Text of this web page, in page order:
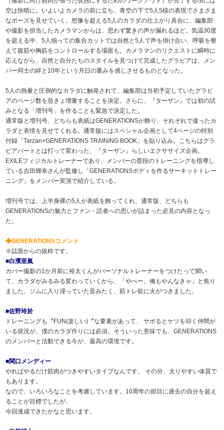
空は快晴に。いよいよカメラの前に立ち、青空の下で5人5様の表現でさまざま
なポーズを見せていく。想像を超える5人のカラダの仕上がり具合に、編集部
や撮影を担当したカメラマンからは、思わず驚きの声が漏れるほど。気温30度
を超える中、5人揃っての集合カットでは自然と5人で声を掛け合い、呼吸を整
えて腹筋や胸筋をコントロールする場面も。カメラマンのリクエストに瞬時に
応えながら、自然と自分たちのスタイルを見つけて完成したグラビアは、メン
バー同士の絆と10年という月日の重みを感じさせるものとなった。
5人の熱量と圧倒的なカラダに触発されて、編集部は当初予定していたグラビ
アのページ数を急きょ増量することを決定。さらに、『ターザン』では初の試
みとなる「増刊号」を作ることも緊急で決定した。
通常版と増刊号、どちらも表紙はGENERATIONSが飾り、それぞれで違ったカ
ラダと表情を見せてくれる。通常版にはスペシャル企画として4ページの特別
付録「Tarzan×GENERATIONS TRAINING BOOK」を貼り込み。こちらはグラ
ビアパートとは打って変わった、『ターザン』らしいエクササイズ企画。
EXILEフィジカルトレーナーであり、メンバーの普段のトレーニングを指導し
ている吉田輝幸さんが監修し「GENERATIONSボディを作るサーキットトレー
ニング」をメンバー実演で紹介している。
増刊号では、上半身裸の5人が表紙を飾ってくれ、通常版、どちらも
GENERATIONSの魅力とファン・読者への思いが詰まった必見の内容となっ
た。
◆GENERATIONSコメント
※誌面からの抜粋です。
■白濱亜嵐
カバー撮影の1か月前に裕太くんがパーソナルトレーナーをつけたって聞い
て、カラダがみるみる変わっていくから、「やべー、俺もやんなきゃ」と焦り
ました。ジムに入り浸っていた昔みたく、筋トレ欲に火がつきました。
■佐野玲於
トレーニングも〝FUN(楽しい)〞な要素があって、 サボるとケツを叩く仲間が
いる状況が、僕のカラダ作りには必須。そういった意味でも、GENERATIONS
のメンバーと活動できる今が、最高の環境です。
■関口メンディー
やればやるだけ筋肉がつきやすいタイプなんです。 その分、太りやすい体質で
もあります。
なので、いろいろなことを考慮しています。10周年の節目に過去の自分を超え
ることが目標でしたが、
今回達成できたかなと思います。